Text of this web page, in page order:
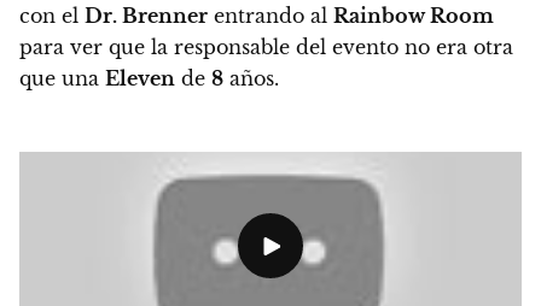
con el Dr. Brenner entrando al Rainbow Room
para ver que la responsable del evento no era otra
que una Eleven de 8 años.